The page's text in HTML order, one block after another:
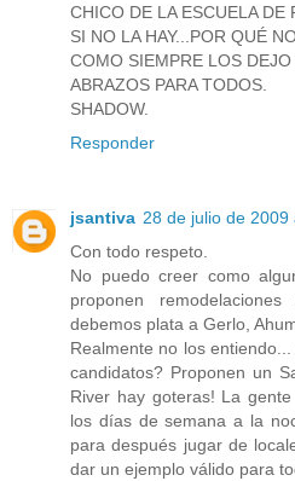
CHICO DE LA ESCUELA DE
SI NO LA HAY...POR QUÉ
COMO SIEMPRE LOS DEJO
ABRAZOS PARA TODOS.
SHADOW.
Responder
jsantiva 28 de julio de 2009
Con todo respeto.
No puedo creer como
proponen
debemos plata a Gerlo,
Realmente no los
candidatos? Proponen un
River hay goteras! La
los días de semana a la
para después jugar de
dar un ejemplo válido para